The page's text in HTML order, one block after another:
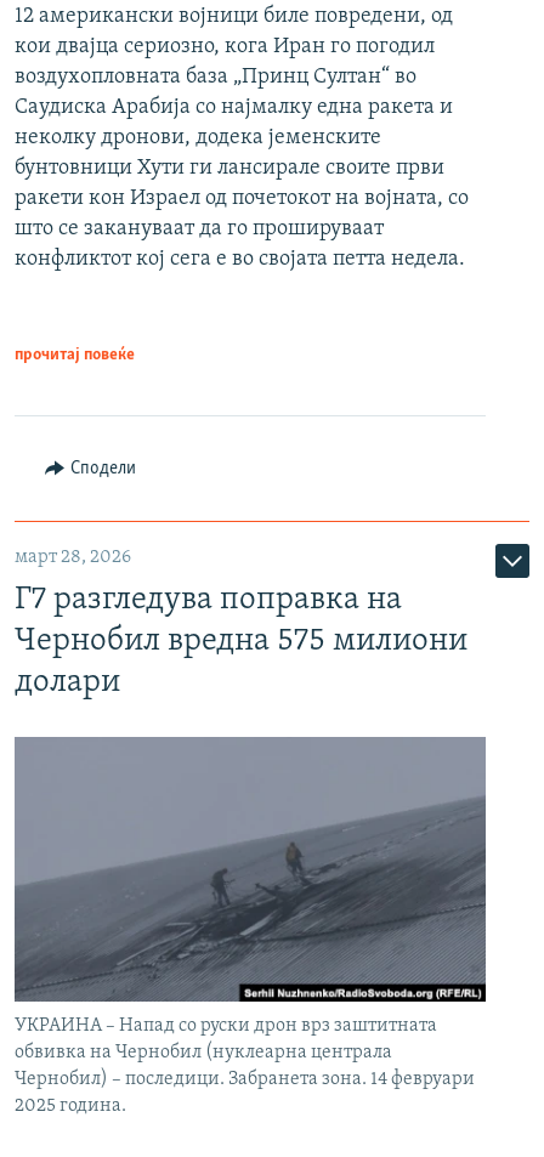
12 американски војници биле повредени, од
кои двајца сериозно, кога Иран го погодил
воздухопловната база „Принц Султан“ во
Саудиска Арабија со најмалку една ракета и
неколку дронови, додека јеменските
бунтовници Хути ги лансирале своите први
ракети кон Израел од почетокот на војната, со
што се закануваат да го прошируваат
конфликтот кој сега е во својата петта недела.
прочитај повеќе
Сподели
март 28, 2026
Г7 разгледува поправка на
Чернобил вредна 575 милиони
долари
УКРАИНА – Напад со руски дрон врз заштитната
обвивка на Чернобил (нуклеарна централа
Чернобил) – последици. Забранета зона. 14 февруари
2025 година.